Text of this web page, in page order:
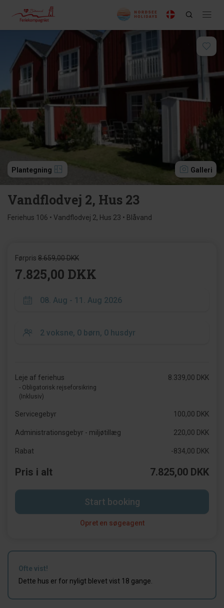
Plantegning Galleri
Vandflodvej 2, Hus 23
Feriehus 106 • Vandflodvej 2, Hus 23 • Blåvand
Førpris 8.659,00 DKK
7.825,00 DKK
Leje af feriehus
- Obligatorisk rejseforsikring
(Inklusiv)
8.339,00 DKK
Servicegebyr 100,00 DKK
Administrationsgebyr - miljøtillæg 220,00 DKK
Rabat -834,00 DKK
Pris i alt 7.825,00 DKK
Start booking
Opret en søgeagent
Ofte vist!
Dette hus er for nyligt blevet vist 18 gange.